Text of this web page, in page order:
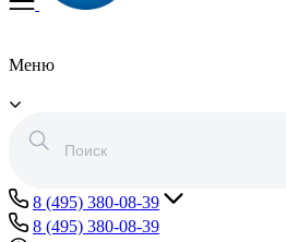
Меню
8 (495) 380-08-39
8 (495) 380-08-39